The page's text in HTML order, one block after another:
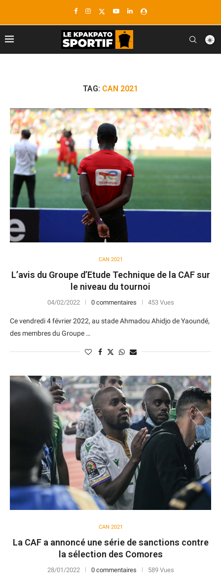
TAG: CAN 2021
CAN 2021
L’avis du Groupe d’Etude Technique de la CAF sur
le niveau du tournoi
04/02/2022 0 commentaires 453 Vues
Ce vendredi 4 février 2022, au stade Ahmadou Ahidjo de Yaoundé,
des membres du Groupe …
CAN 2021
La CAF a annoncé une série de sanctions contre
la sélection des Comores
28/01/2022 0 commentaires 589 Vues